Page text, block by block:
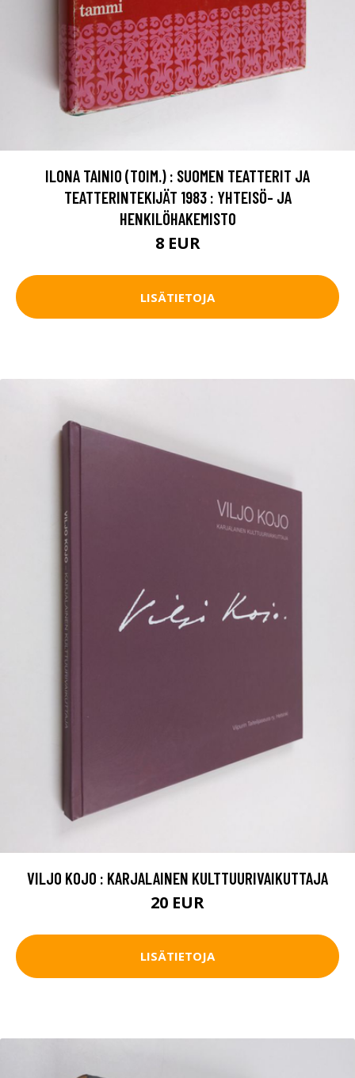
ILONA TAINIO (TOIM.) : SUOMEN TEATTERIT JA
TEATTERINTEKIJÄT 1983 : YHTEISÖ- JA
HENKILÖHAKEMISTO
8 EUR
LISÄTIETOJA
VILJO KOJO : KARJALAINEN KULTTUURIVAIKUTTAJA
20 EUR
LISÄTIETOJA